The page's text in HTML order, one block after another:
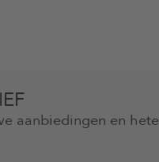
aanbiedingen en hete